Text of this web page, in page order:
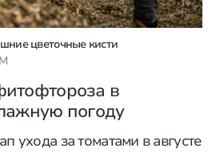
цветочные кисти
в
погоду
ухода за томатами в августе